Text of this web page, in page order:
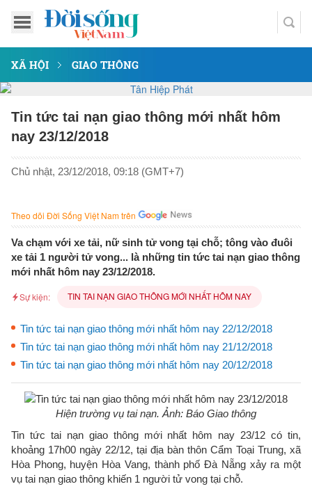
XÃ HỘI GIAO THÔNG
Tin tức tai nạn giao thông mới nhất hôm
nay 23/12/2018
Chủ nhật, 23/12/2018, 09:18 (GMT+7)
Theo dõi Đời Sống Việt Nam trên
Va chạm với xe tải, nữ sinh tử vong tại chỗ; tông vào đuôi
xe tải 1 người tử vong... là những tin tức tai nạn giao thông
mới nhất hôm nay 23/12/2018.
Sự kiện: TIN TAI NẠN GIAO THÔNG MỚI NHẤT HÔM NAY
Tin tức tai nạn giao thông mới nhất hôm nay 22/12/2018
Tin tức tai nạn giao thông mới nhất hôm nay 21/12/2018
Tin tức tai nạn giao thông mới nhất hôm nay 20/12/2018
Hiện trường vụ tai nạn. Ảnh: Báo Giao thông
Tin tức tai nạn giao thông mới nhất hôm nay 23/12 có tin,
khoảng 17h00 ngày 22/12, tại địa bàn thôn Cẩm Toại Trung, xã
Hòa Phong, huyện Hòa Vang, thành phố Đà Nẵng xảy ra một
vụ tai nạn giao thông khiến 1 người tử vong tại chỗ.